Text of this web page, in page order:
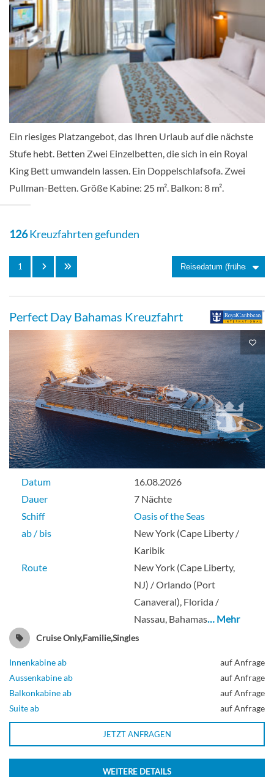
Balkonkabine (Meerblick)-[1D]
Deck 6
Balkonkabine
Balkonkabine mit Blick auf die
Deck 8
Balkonkabine
Balkonkabine mit Blick auf den Central
Park-[1J]
Deck 10
Balkonkabine
Besonders geräumige Meerblick-
Kabine-[1K]
Deck 11
Aussenkabine
Panoramic Ocean View Stateroom-[1L]
Deck 14
Aussenkabine
Kabine mit Meerblick-[1N]
Ein riesiges Platzangebot, das Ihren Urlaub auf die nächste
Stufe hebt. Betten Zwei Einzelbetten, die sich in ein Royal
King Bett umwandeln lassen. Ein Doppelschlafsofa. Zwei
Pullman-Betten. Größe Kabine: 25 m². Balkon: 8 m².
126Kreuzfahrten gefunden
1
Perfect Day Bahamas Kreuzfahrt
Datum
16.08.2026
Dauer
7 Nächte
Schiff
Oasis of the Seas
ab / bis
New York (Cape Liberty /
Karibik
Route
New York (Cape Liberty,
NJ) / Orlando (Port
Canaveral), Florida /
Nassau, Bahamas… Mehr
Cruise Only,Familie,Singles
Innenkabine ab
auf Anfrage
Aussenkabine ab
auf Anfrage
Balkonkabine ab
auf Anfrage
Suite ab
auf Anfrage
JETZT ANFRAGEN
WEITERE DETAILS